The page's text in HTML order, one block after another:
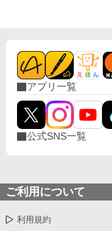
アプリ一覧
公式SNS一覧
ご利用について
利用規約